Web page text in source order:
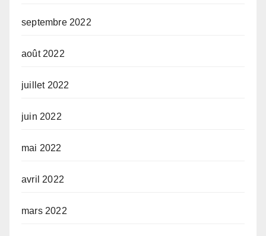
septembre 2022
août 2022
juillet 2022
juin 2022
mai 2022
avril 2022
mars 2022